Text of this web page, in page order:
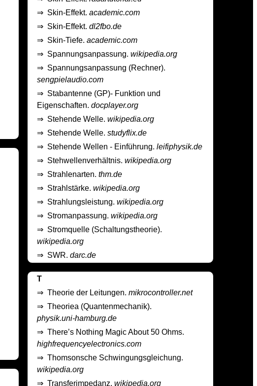
⇒ Skin-Effekt.academic.com
⇒ Skin-Effekt.dl2fbo.de
⇒ Skin-Tiefe.academic.com
⇒ Spannungsanpassung.wikipedia.org
⇒ Spannungsanpassung (Rechner).
sengpielaudio.com
⇒ Stabantenne (GP)- Funktion und
Eigenschaften.docplayer.org
⇒ Stehende Welle.wikipedia.org
⇒ Stehende Welle.studyflix.de
⇒ Stehende Wellen - Einführung.leifiphysik.de
⇒ Stehwellenverhältnis.wikipedia.org
⇒ Strahlenarten.thm.de
⇒ Strahlstärke.wikipedia.org
⇒ Strahlungsleistung.wikipedia.org
⇒ Stromanpassung.wikipedia.org
⇒ Stromquelle (Schaltungstheorie).
wikipedia.org
⇒ SWR.darc.de
T
⇒Theorie der Leitungen.mikrocontroller.net
⇒Theoriea (Quantenmechanik).
physik.uni-hamburg.de
⇒There’s Nothing Magic About 50 Ohms.
highfrequencyelectronics.com
⇒Thomsonsche Schwingungsgleichung.
wikipedia.org
⇒Transferimpedanz.wikipedia.org